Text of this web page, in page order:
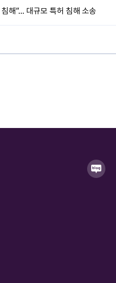
해”… 대규모 특허 침해 소송